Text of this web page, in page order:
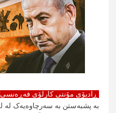
ڕادیۆی مۆنتی کارلۆی فەڕەنسی
بە پشبەستن بە سەرچاوەیەک لە